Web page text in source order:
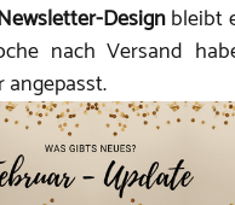
Design bleibt
nach Versand